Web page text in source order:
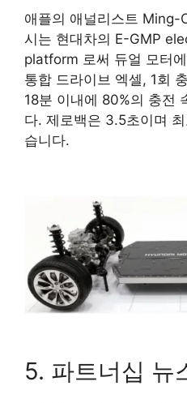
애플의 애널리스트 Ming-
시는 현대차의 E-GMP
platform 로써 듀얼 모터
통합 드라이브 엑셀, 1회
18분 이내에 80%의 충전
다. 제로백은 3.5초이며
습니다.
5. 파트너십 뉴